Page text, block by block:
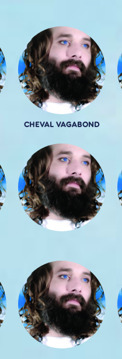
CHEVAL VAGABOND